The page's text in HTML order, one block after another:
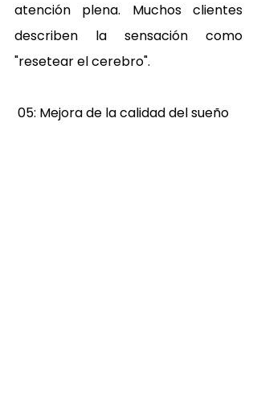
atención plena. Muchos clientes
describen la sensación como
"resetear el cerebro".
05: Mejora de la calidad del sueño